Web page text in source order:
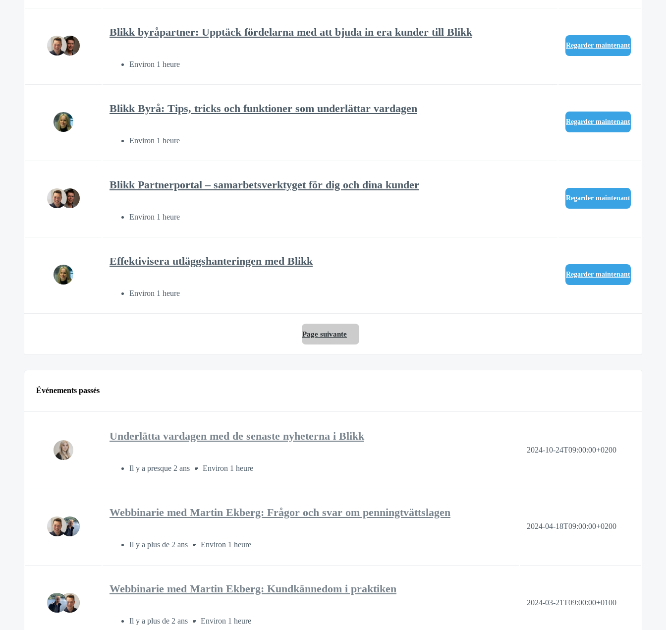
Blikk byråpartner: Upptäck fördelarna med att bjuda in era kunder till Blikk
Environ 1 heure
Regarder maintenant
Blikk Byrå: Tips, tricks och funktioner som underlättar vardagen
Environ 1 heure
Regarder maintenant
Blikk Partnerportal – samarbetsverktyget för dig och dina kunder
Environ 1 heure
Regarder maintenant
Effektivisera utläggshanteringen med Blikk
Environ 1 heure
Regarder maintenant
Page suivante
Événements passés
Underlätta vardagen med de senaste nyheterna i Blikk
Il y a presque 2 ans Environ 1 heure
2024-10-24T09:00:00+0200
Webbinarie med Martin Ekberg: Frågor och svar om penningtvättslagen
Il y a plus de 2 ans Environ 1 heure
2024-04-18T09:00:00+0200
Webbinarie med Martin Ekberg: Kundkännedom i praktiken
Il y a plus de 2 ans Environ 1 heure
2024-03-21T09:00:00+0100